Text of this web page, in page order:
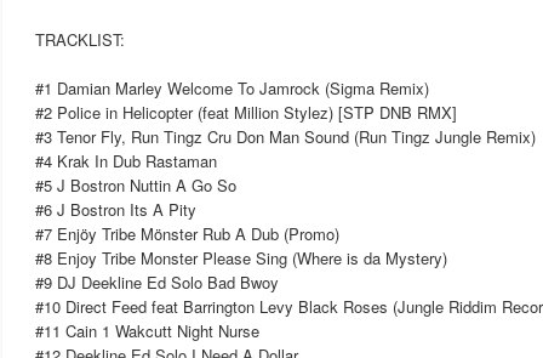
TRACKLIST:
#1 Damian Marley Welcome To Jamrock (Sigma Remix)
#2 Police in Helicopter (feat Million Stylez) [STP DNB RMX]
#3 Tenor Fly, Run Tingz Cru Don Man Sound (Run Tingz Jungle Remix)
#4 Krak In Dub Rastaman
#5 J Bostron Nuttin A Go So
#6 J Bostron Its A Pity
#7 Enjöy Tribe Mönster Rub A Dub (Promo)
#8 Enjoy Tribe Monster Please Sing (Where is da Mystery)
#9 DJ Deekline Ed Solo Bad Bwoy
#10 Direct Feed feat Barrington Levy Black Roses (Jungle Riddim
#11 Cain 1 Wakcutt Night Nurse